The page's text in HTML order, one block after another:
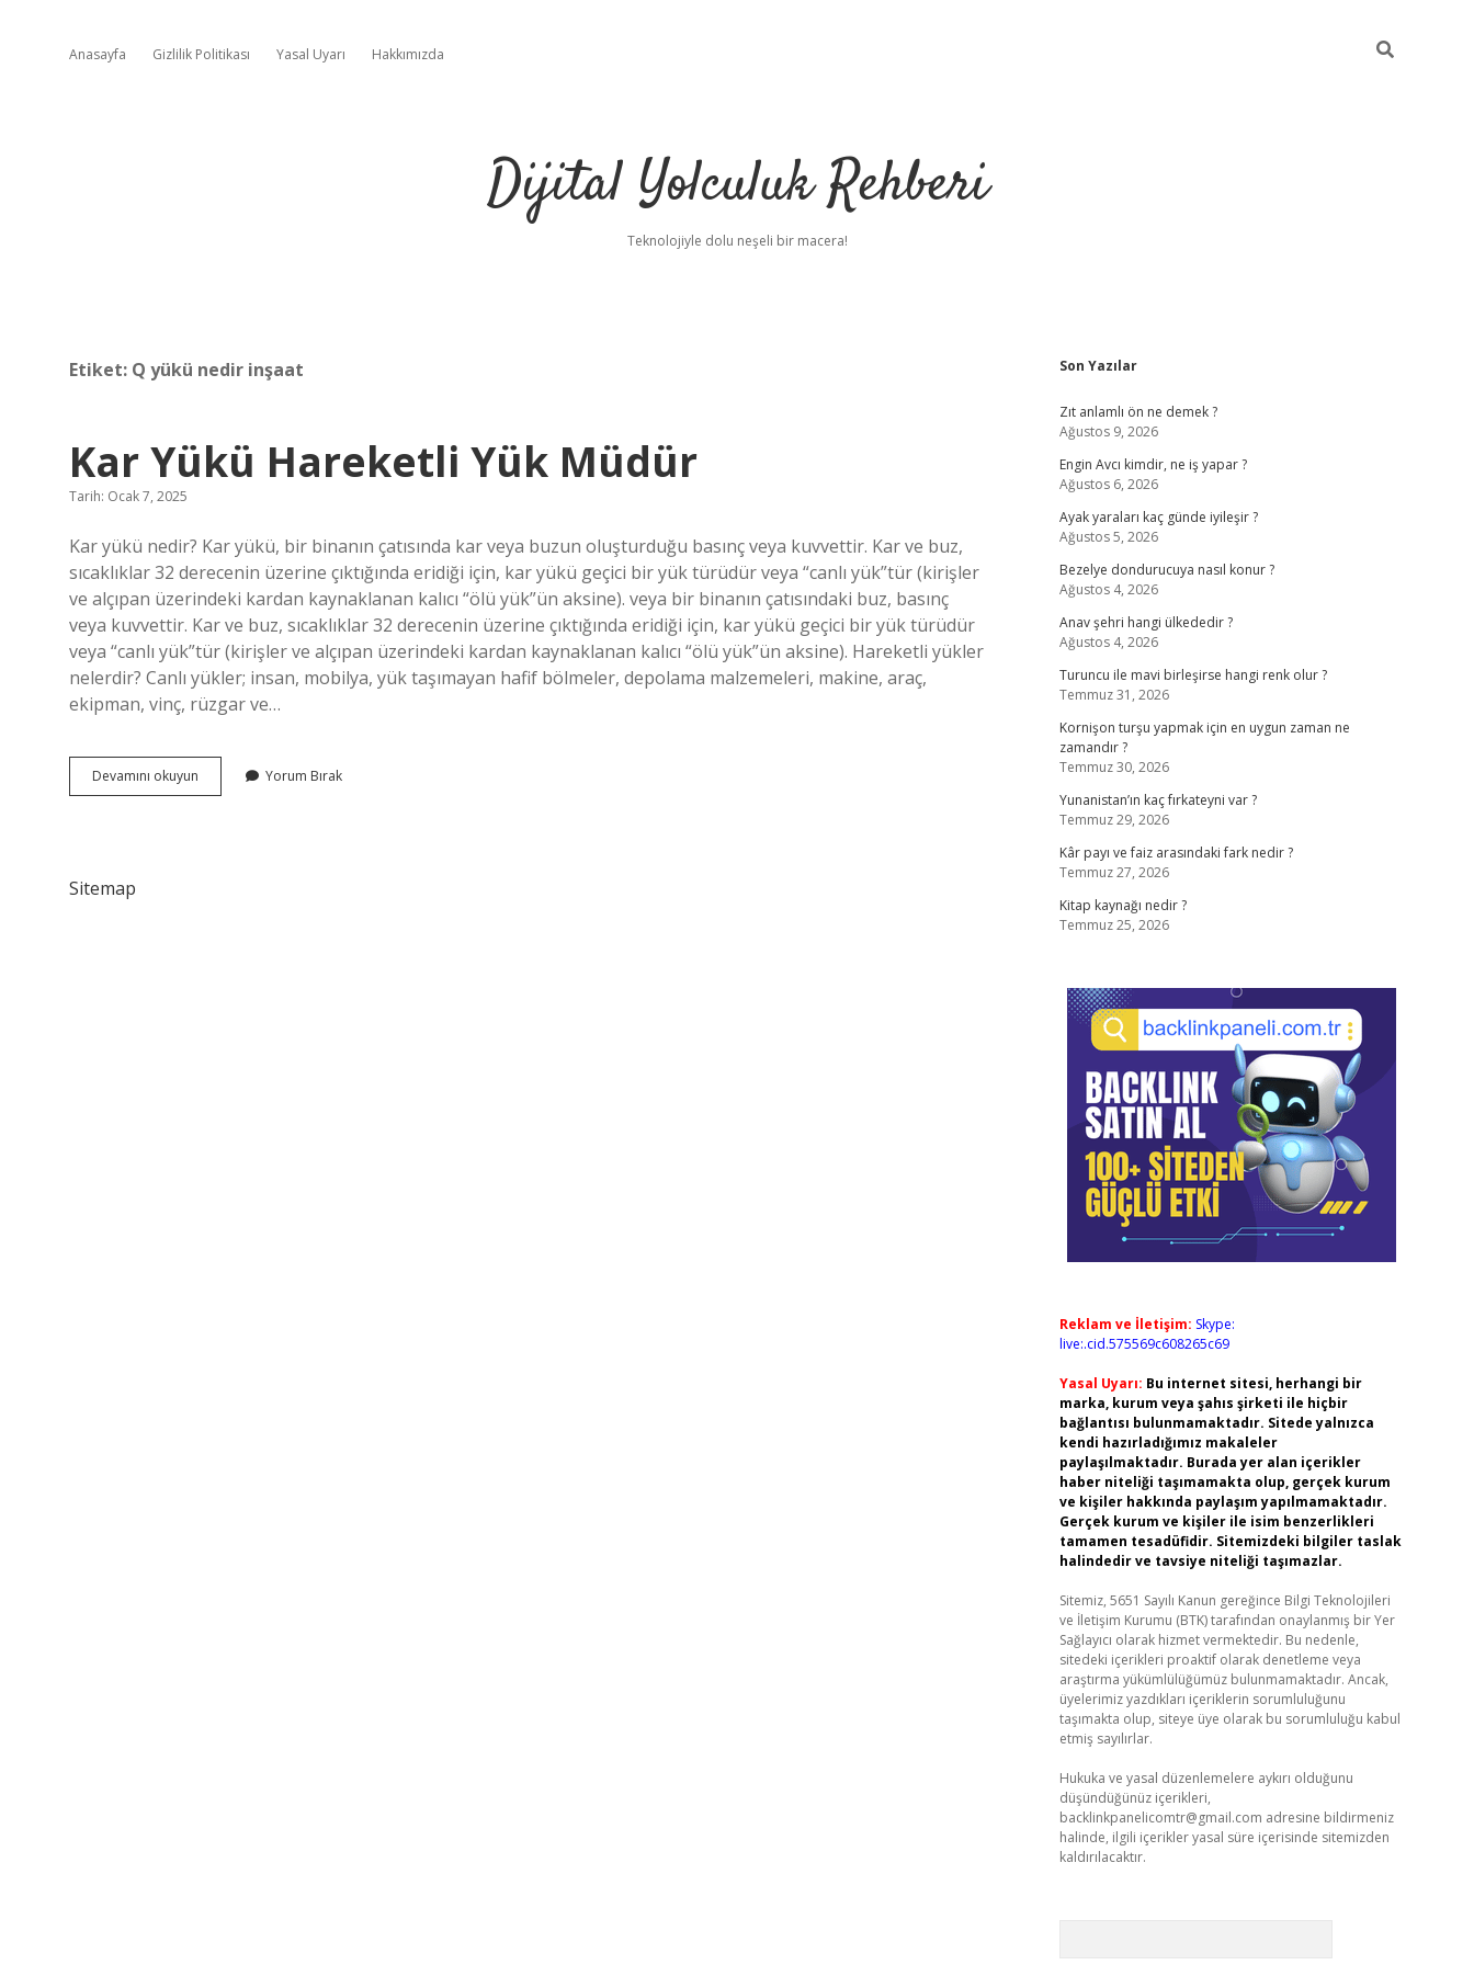
Anasayfa Gizlilik Politikası Yasal Uyarı Hakkımızda
Dijital Yolculuk Rehberi
Teknolojiyle dolu neşeli bir macera!
Etiket: Q yükü nedir inşaat
Kar Yükü Hareketli Yük Müdür
Tarih: Ocak 7, 2025
Kar yükü nedir? Kar yükü, bir binanın çatısında kar veya buzun oluşturduğu basınç veya kuvvettir. Kar ve buz,
sıcaklıklar 32 derecenin üzerine çıktığında eridiği için, kar yükü geçici bir yük türüdür veya “canlı yük”tür (kirişler
ve alçıpan üzerindeki kardan kaynaklanan kalıcı “ölü yük”ün aksine). veya bir binanın çatısındaki buz, basınç
veya kuvvettir. Kar ve buz, sıcaklıklar 32 derecenin üzerine çıktığında eridiği için, kar yükü geçici bir yük türüdür
veya “canlı yük”tür (kirişler ve alçıpan üzerindeki kardan kaynaklanan kalıcı “ölü yük”ün aksine). Hareketli yükler
nelerdir? Canlı yükler; insan, mobilya, yük taşımayan hafif bölmeler, depolama malzemeleri, makine, araç,
ekipman, vinç, rüzgar ve…
Devamını okuyun
Yükü
Yorum Bırak
Sitemap
Sidebar
Son Yazılar
Zıt anlamlı ön ne demek ?
Ağustos 9, 2026
Engin Avcı kimdir, ne iş yapar ?
Ağustos 6, 2026
Ayak yaraları kaç günde iyileşir ?
Ağustos 5, 2026
Bezelye dondurucuya nasıl konur ?
Ağustos 4, 2026
Anav şehri hangi ülkededir ?
Ağustos 4, 2026
Turuncu ile mavi birleşirse hangi renk olur ?
Temmuz 31, 2026
Kornişon turşu yapmak için en uygun zaman ne
zamandır ?
Temmuz 30, 2026
Yunanistan’ın kaç fırkateyni var ?
Temmuz 29, 2026
Kâr payı ve faiz arasındaki fark nedir ?
Temmuz 27, 2026
Kitap kaynağı nedir ?
Temmuz 25, 2026
Reklam ve İletişim: Skype:
live:.cid.575569c608265c69
Yasal Uyarı: Bu internet sitesi, herhangi bir
marka, kurum veya şahıs şirketi ile hiçbir
bağlantısı bulunmamaktadır. Sitede yalnızca
kendi hazırladığımız makaleler
paylaşılmaktadır. Burada yer alan içerikler
haber niteliği taşımamakta olup, gerçek kurum
ve kişiler hakkında paylaşım yapılmamaktadır.
Gerçek kurum ve kişiler ile isim benzerlikleri
tamamen tesadüfidir. Sitemizdeki bilgiler taslak
halindedir ve tavsiye niteliği taşımazlar.
Sitemiz, 5651 Sayılı Kanun gereğince Bilgi Teknolojileri
ve İletişim Kurumu (BTK) tarafından onaylanmış bir Yer
Sağlayıcı olarak hizmet vermektedir. Bu nedenle,
sitedeki içerikleri proaktif olarak denetleme veya
araştırma yükümlülüğümüz bulunmamaktadır. Ancak,
üyelerimiz yazdıkları içeriklerin sorumluluğunu
taşımakta olup, siteye üye olarak bu sorumluluğu kabul
etmiş sayılırlar.
Hukuka ve yasal düzenlemelere aykırı olduğunu
düşündüğünüz içerikleri,
backlinkpanelicomtr@gmail.com adresine bildirmeniz
halinde, ilgili içerikler yasal süre içerisinde sitemizden
kaldırılacaktır.